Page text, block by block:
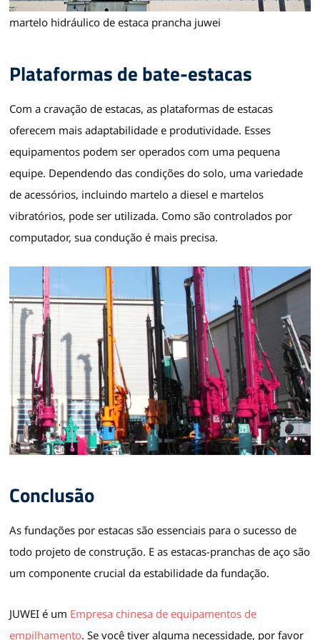
martelo hidráulico de estaca prancha juwei
Plataformas de bate-estacas
Com a cravação de estacas, as plataformas de estacas
oferecem mais adaptabilidade e produtividade. Esses
equipamentos podem ser operados com uma pequena
equipe. Dependendo das condições do solo, uma variedade
de acessórios, incluindo martelo a diesel e martelos
vibratórios, pode ser utilizada. Como são controlados por
computador, sua condução é mais precisa.
Conclusão
As fundações por estacas são essenciais para o sucesso de
todo projeto de construção. E as estacas-pranchas de aço são
um componente crucial da estabilidade da fundação.
JUWEI é um Empresa chinesa de equipamentos de
empilhamento. Se você tiver alguma necessidade, por favor